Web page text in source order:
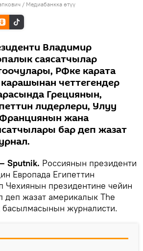
/ Медиабанкка өтүү
Владимир
саясатчылар
РФке карата
четтегендер
Грециянын,
лидерлери, Улуу
жана
бар деп жазат
Sputnik. Россиянын президенти
Европада Египеттин
Чехиянын президентине чейин
деп жазат америкалык The
журналисти.